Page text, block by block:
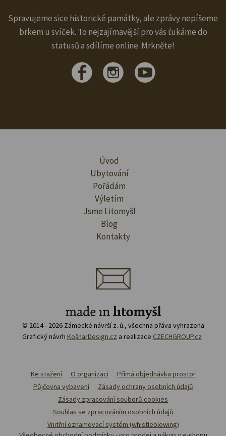
Spravujeme sice historické památky, ale zprávy nepíšeme
brkem u svíček. To nejzajímavější pro vás ťukáme do
statusů a sdílíme online. Mrkněte!
Úvod
Ubytování
Pořádám
Výletím
Jsme Litomyšl
Blog
Kontakty
© 2014 - 2026 Zámecké návrší z. ú., všechna přáva vyhrazena
Grafický návrh KošnarDesign.cz a realizace CZECHGROUP.cz
Ke stažení O organizaci
Přímá objednávka prostor
Půjčovna vybavení
Zásady ochrany osobních údajů
Zásady zpracování souborů cookies
Souhlas se zpracováním osobních údajů
Vnitřní oznamovací systém (whistleblowing)